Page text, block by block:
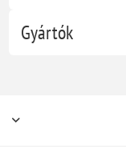
Gyártók